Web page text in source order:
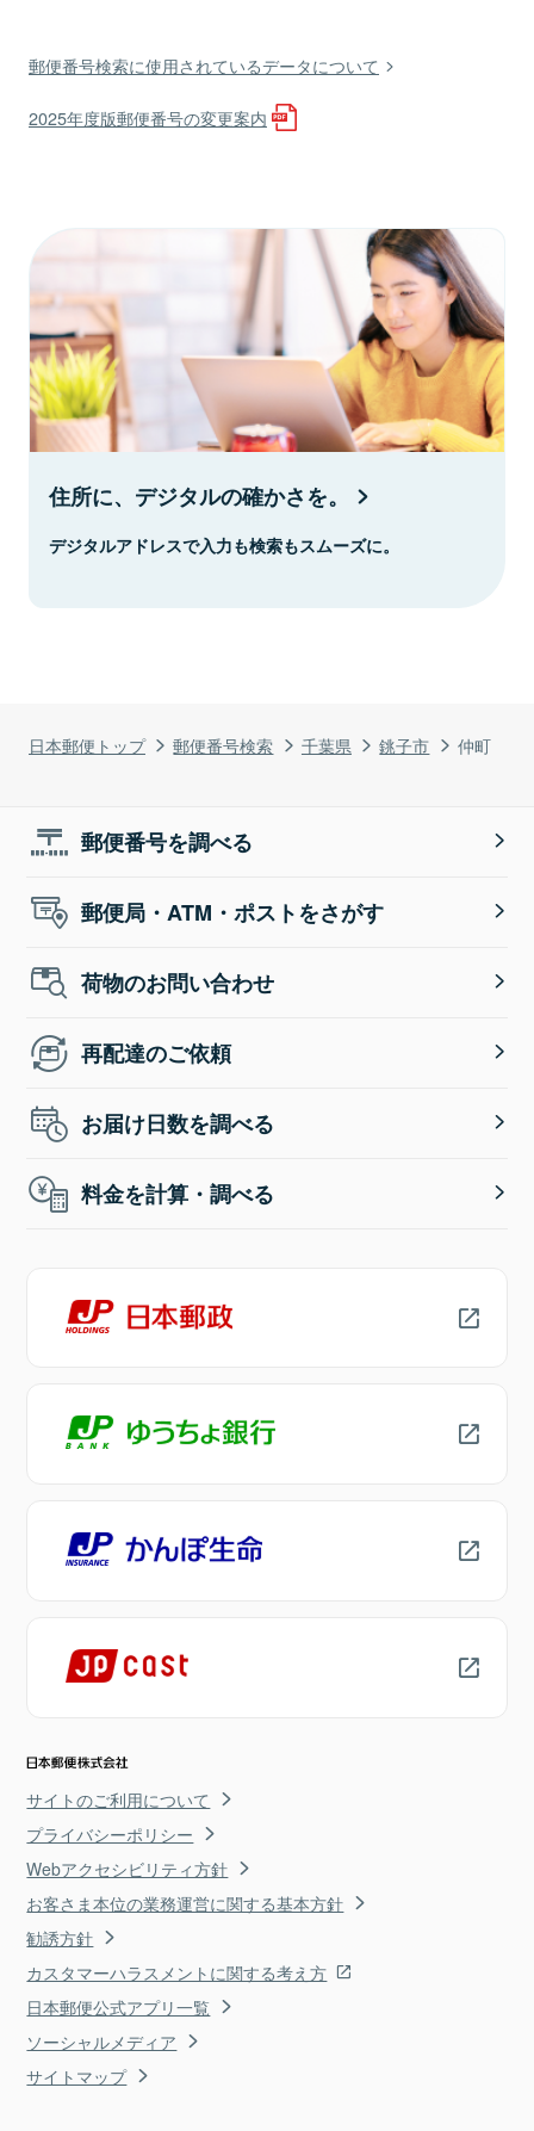
日本郵便トップ 郵便番号検索 千葉県 銚子市 仲町
郵便番号検索に使用されているデータについて
2025年度版郵便番号の変更案内
住所に、デジタルの確かさを。
デジタルアドレスで入力も検索もスムーズに。
郵便番号を調べる
郵便局・ATM・ポストをさがす
荷物のお問い合わせ
再配達のご依頼
お届け日数を調べる
料金を計算・調べる
サイトのご利用について
プライバシーポリシー
Webアクセシビリティ方針
お客さま本位の業務運営に関する基本方針
勧誘方針
カスタマーハラスメントに関する考え方
日本郵便公式アプリ一覧
ソーシャルメディア
サイトマップ